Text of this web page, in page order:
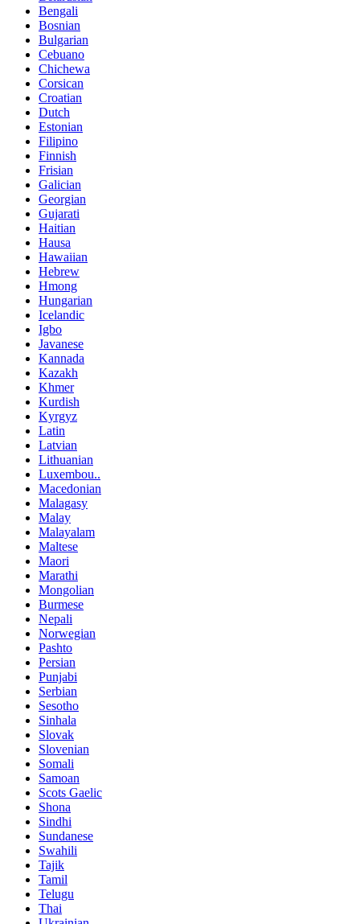
Bengali
Bosnian
Bulgarian
Cebuano
Chichewa
Corsican
Croatian
Dutch
Estonian
Filipino
Finnish
Frisian
Galician
Georgian
Gujarati
Haitian
Hausa
Hawaiian
Hebrew
Hmong
Hungarian
Icelandic
Igbo
Javanese
Kannada
Kazakh
Khmer
Kurdish
Kyrgyz
Latin
Latvian
Lithuanian
Luxembou..
Macedonian
Malagasy
Malay
Malayalam
Maltese
Maori
Marathi
Mongolian
Burmese
Nepali
Norwegian
Pashto
Persian
Punjabi
Serbian
Sesotho
Sinhala
Slovak
Slovenian
Somali
Samoan
Scots Gaelic
Shona
Sindhi
Sundanese
Swahili
Tajik
Tamil
Telugu
Thai